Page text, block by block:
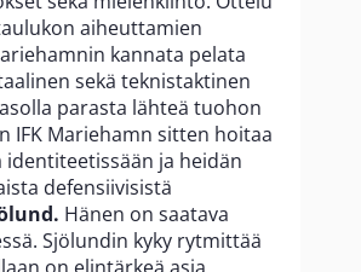
aiheuttamien
kannata pelata
sekä teknistaktinen
parasta lähteä tuohon
IFK Mariehamn sitten hoitaa
identiteetissään ja heidän
defensiivisistä
Hänen on saatava
Sjölundin kyky rytmittää